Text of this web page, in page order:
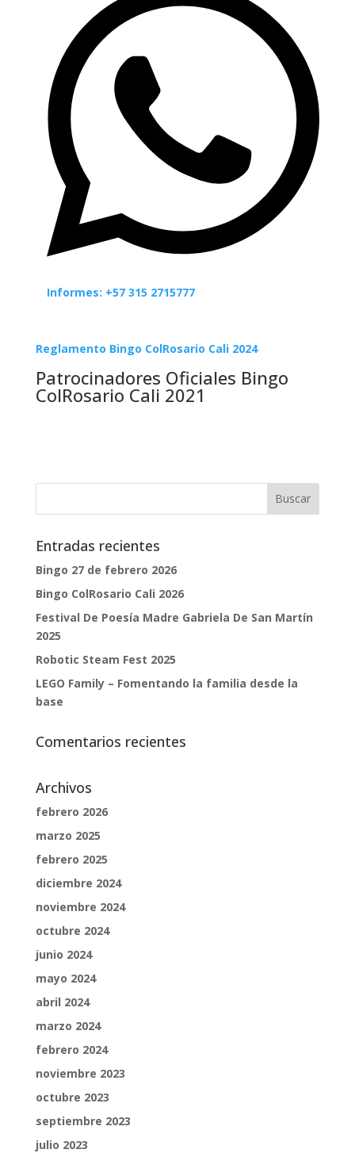
Informes: +57 315 2715777
Reglamento Bingo ColRosario Cali 2024
Patrocinadores Oficiales Bingo
ColRosario Cali 2021
Entradas recientes
Bingo 27 de febrero 2026
Bingo ColRosario Cali 2026
Festival De Poesía Madre Gabriela De San Martín
2025
Robotic Steam Fest 2025
LEGO Family – Fomentando la familia desde la
base
Comentarios recientes
Archivos
febrero 2026
marzo 2025
febrero 2025
diciembre 2024
noviembre 2024
octubre 2024
junio 2024
mayo 2024
abril 2024
marzo 2024
febrero 2024
noviembre 2023
octubre 2023
septiembre 2023
julio 2023